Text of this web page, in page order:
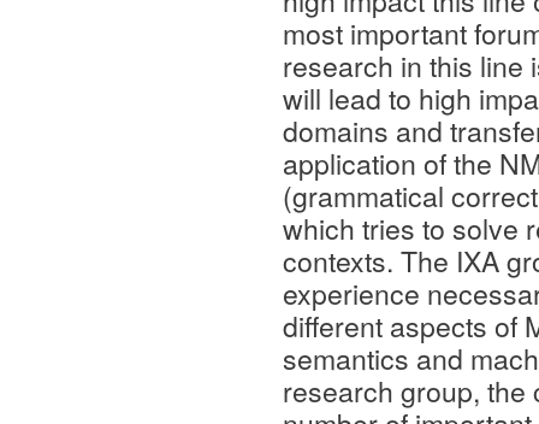
most important
research in this line
will lead to high
domains and
application of the
(grammatical
which tries to solve
contexts. The IXA
experience
different aspects of
semantics and
research group, the